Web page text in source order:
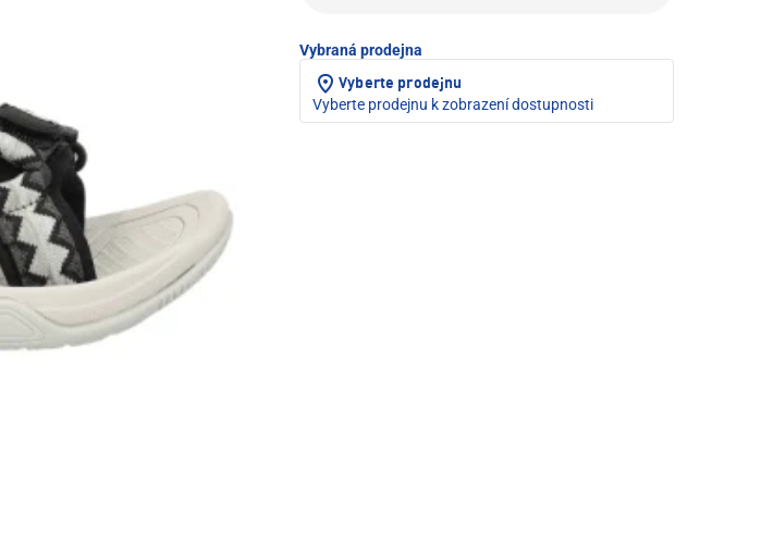
Vybraná prodejna
Vyberte prodejnu
Vyberte prodejnu k zobrazení dostupnosti